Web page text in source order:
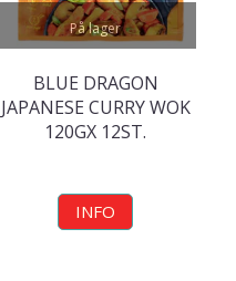
På lager
BLUE DRAGON
JAPANESE CURRY WOK
120GX 12ST.
INFO